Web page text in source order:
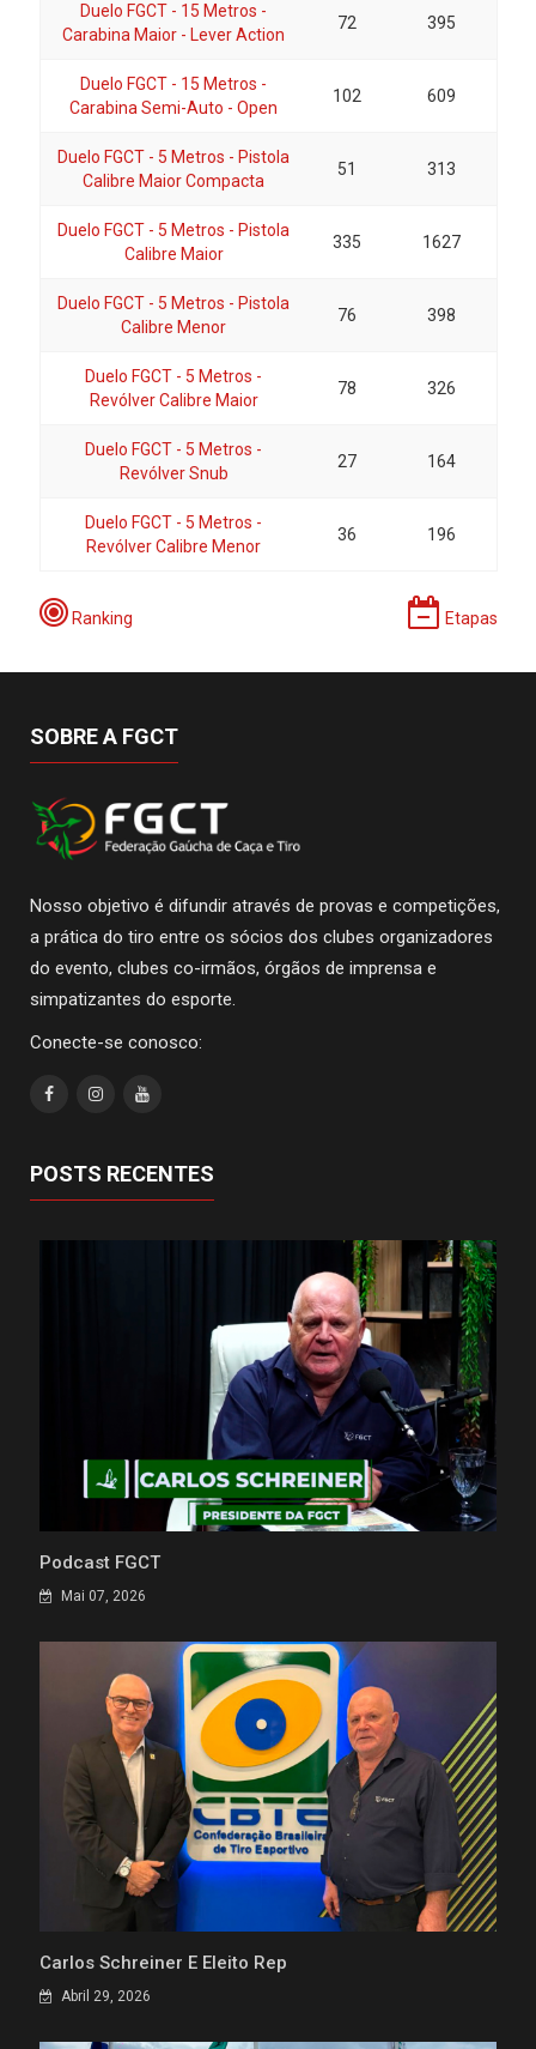
Duelo FGCT - 15 Metros -
Carabina Maior - Lever Action
72 395
Duelo FGCT - 15 Metros -
Carabina Semi-Auto - Open
102 609
Duelo FGCT - 5 Metros - Pistola
Calibre Maior Compacta
51 313
Duelo FGCT - 5 Metros - Pistola
Calibre Maior
335 1627
Duelo FGCT - 5 Metros - Pistola
Calibre Menor
76 398
Duelo FGCT - 5 Metros -
Revólver Calibre Maior
78 326
Duelo FGCT - 5 Metros -
Revólver Snub
27 164
Duelo FGCT - 5 Metros -
Revólver Calibre Menor
36 196
Ranking Etapas
SOBRE A FGCT
Nosso objetivo é difundir através de provas e competições,
a prática do tiro entre os sócios dos clubes organizadores
do evento, clubes co-irmãos, órgãos de imprensa e
simpatizantes do esporte.
Conecte-se conosco:
POSTS RECENTES
Podcast FGCT
Mai 07, 2026
Carlos Schreiner É Eleito Rep
Abril 29, 2026